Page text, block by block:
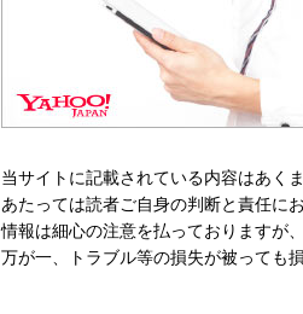
当サイトに記載されている内容はあく
あたっては読者ご自身の判断と責任に
情報は細心の注意を払っておりますが
万が一、トラブル等の損失が被っても